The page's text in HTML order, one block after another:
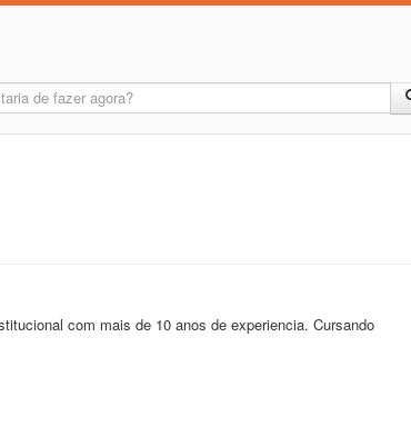
com mais de 10 anos de experiencia. Cursando